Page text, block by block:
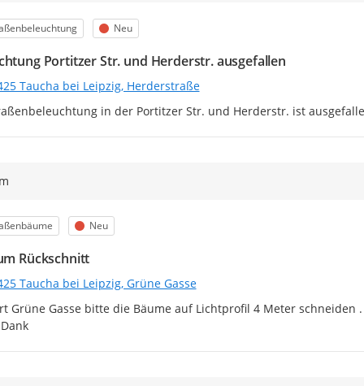
Status
Neu
Portitzer Str. und Herderstr. ausgefallen
Taucha bei Leipzig, Herderstraße
in der Portitzer Str. und Herderstr. ist
Status
Neu
Rückschnitt
Taucha bei Leipzig, Grüne Gasse
Grüne Gasse bitte die Bäume auf Lichtprofil 4 Meter